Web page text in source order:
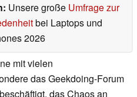
Unsere große Umfrage zur
bei Laptops und
2026
mit vielen
das Geekdoing-Forum
das Chaos an